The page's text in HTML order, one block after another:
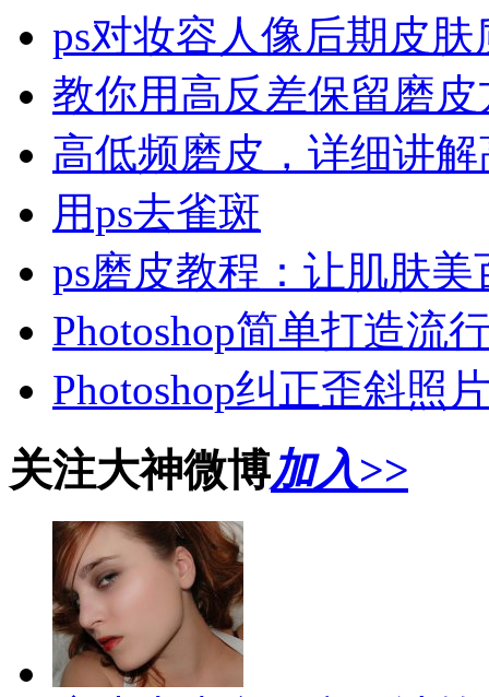
ps对妆容人像后期皮
教你用高反差保留磨
高低频磨皮，详细讲
用ps去雀斑
ps磨皮教程：让肌肤美
Photoshop简单打造流
Photoshop纠正歪斜照
关注大神微博加入>>